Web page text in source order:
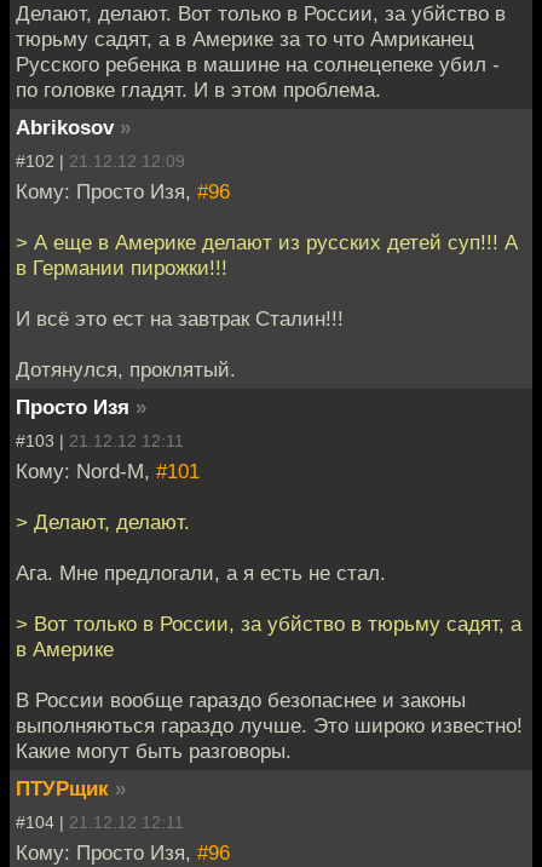
Делают, делают. Вот только в России, за убйство в
тюрьму садят, а в Америке за то что Амриканец
Русского ребенка в машине на солнецепеке убил -
по головке гладят. И в этом проблема.
Abrikosov »
#102 | 21.12.12 12:09
Кому: Просто Изя, #96
> А еще в Америке делают из русских детей суп!!! А
в Германии пирожки!!!
И всё это ест на завтрак Сталин!!!
Дотянулся, проклятый.
Просто Изя »
#103 | 21.12.12 12:11
Кому: Nord-M, #101
> Делают, делают.
Ага. Мне предлогали, а я есть не стал.
> Вот только в России, за убйство в тюрьму садят, а
в Америке
В России вообще гараздо безопаснее и законы
выполняються гараздо лучше. Это широко известно!
Какие могут быть разговоры.
ПТУРщик »
#104 | 21.12.12 12:11
Кому: Просто Изя, #96